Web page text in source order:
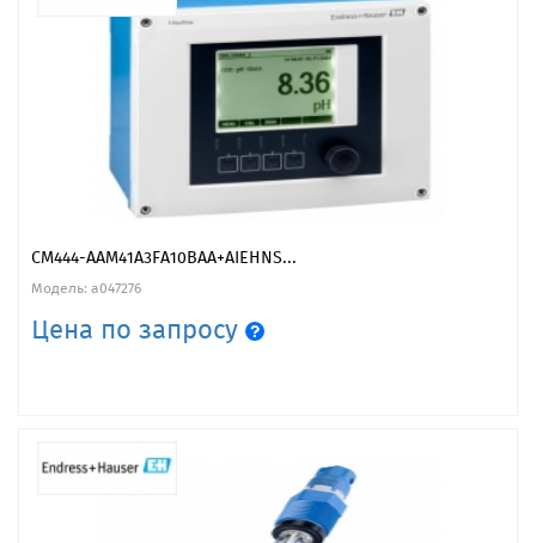
CM444-AAM41A3FA10BAA+AIEHNS...
Модель: a047276
Цена по запросу